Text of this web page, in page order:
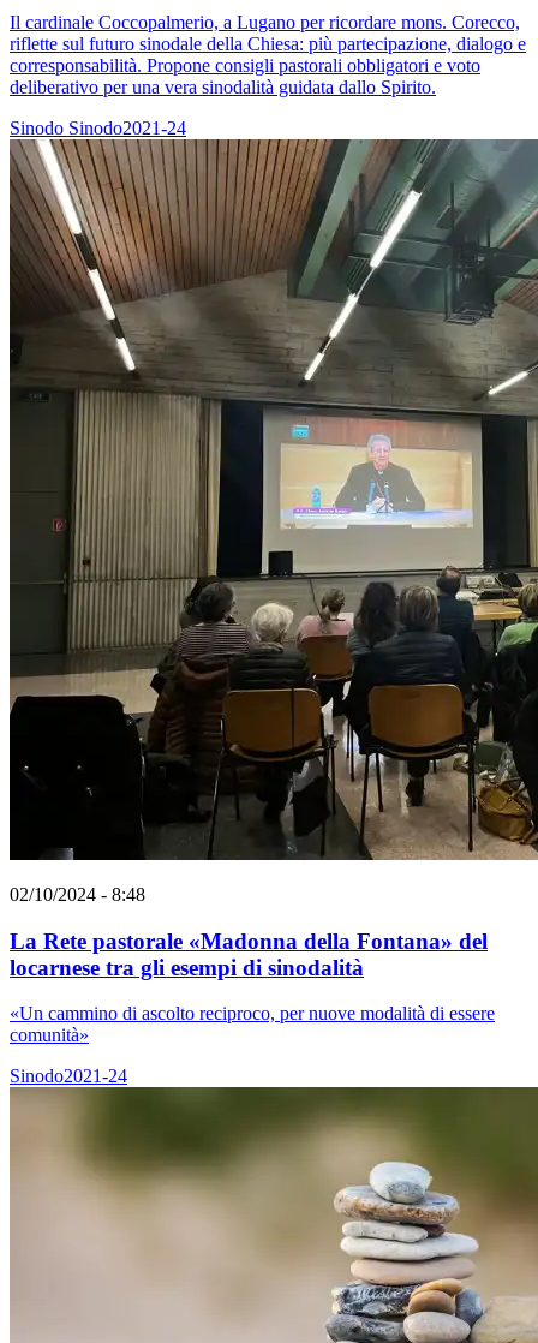
Il cardinale Coccopalmerio, a Lugano per ricordare mons. Corecco,
riflette sul futuro sinodale della Chiesa: più partecipazione, dialogo e
corresponsabilità. Propone consigli pastorali obbligatori e voto
deliberativo per una vera sinodalità guidata dallo Spirito.
Sinodo Sinodo2021-24
02/10/2024 - 8:48
La Rete pastorale «Madonna della Fontana» del
locarnese tra gli esempi di sinodalità
«Un cammino di ascolto reciproco, per nuove modalità di essere
comunità»
Sinodo2021-24